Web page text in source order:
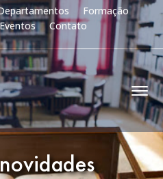
Formação
Eventos Contato